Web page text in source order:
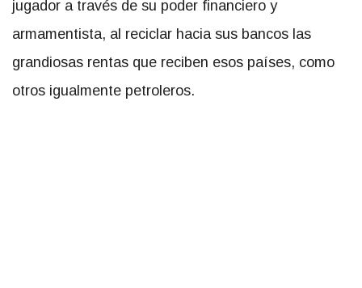
jugador a través de su poder financiero y
armamentista, al reciclar hacia sus bancos las
grandiosas rentas que reciben esos países, como
otros igualmente petroleros.